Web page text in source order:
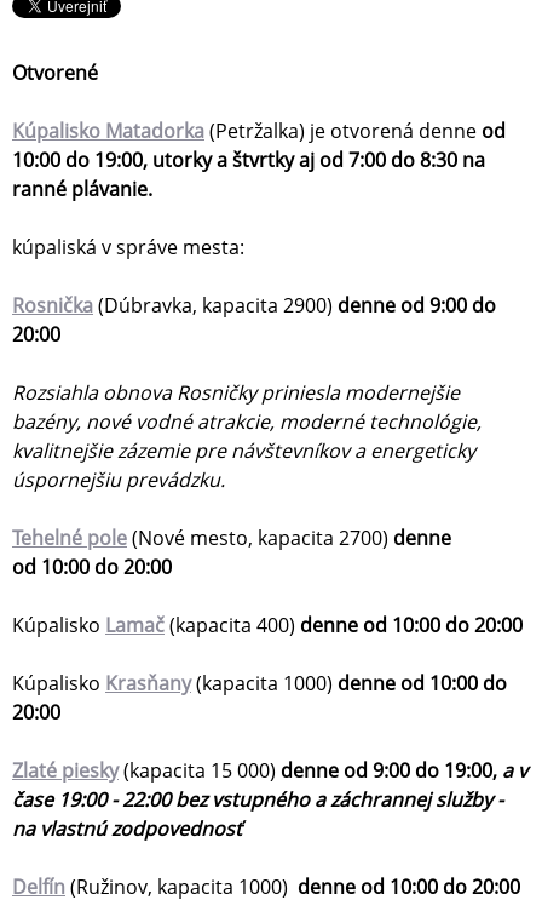
Otvorené
Kúpalisko Matadorka(Petržalka) je otvorená denne od
10:00 do 19:00, utorky a štvrtky aj od 7:00 do 8:30 na
ranné plávanie.
kúpaliská v správe mesta:
Rosnička(Dúbravka, kapacita 2900) denne od 9:00 do
20:00
Rozsiahla obnova Rosničky priniesla modernejšie
bazény, nové vodné atrakcie, moderné technológie,
kvalitnejšie zázemie pre návštevníkov a energeticky
úspornejšiu prevádzku.
Tehelné pole(Nové mesto, kapacita 2700) denne
od 10:00 do 20:00
Kúpalisko Lamač(kapacita 400) denne od 10:00 do 20:00
Kúpalisko Krasňany(kapacita 1000) denne od 10:00 do
20:00
Zlaté piesky(kapacita 15 000) denne od 9:00 do 19:00, a v
čase 19:00 - 22:00 bez vstupného a záchrannej služby -
na vlastnú zodpovednosť
Delfín (Ružinov, kapacita 1000) denne od 10:00 do 20:00